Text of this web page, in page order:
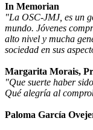
In Memorian
"La OSC-JMJ, es un
mundo. Jóvenes
alto nivel y mucha
sociedad en sus
Margarita Morais,
"Que suerte haber
Qué alegría al
Paloma García